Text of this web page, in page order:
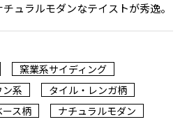
ュラルモダンなテイストが秀逸。
窯業系サイディング
ン系
タイル・レンガ柄
ース柄
ナチュラルモダン